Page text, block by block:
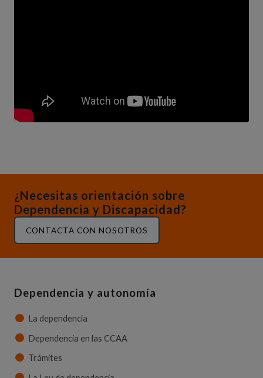
¿Necesitas orientación sobre
Dependencia y Discapacidad?
CONTACTA CON NOSOTROS
Dependencia y autonomía
La dependencia
Dependencia en las CCAA
Trámites